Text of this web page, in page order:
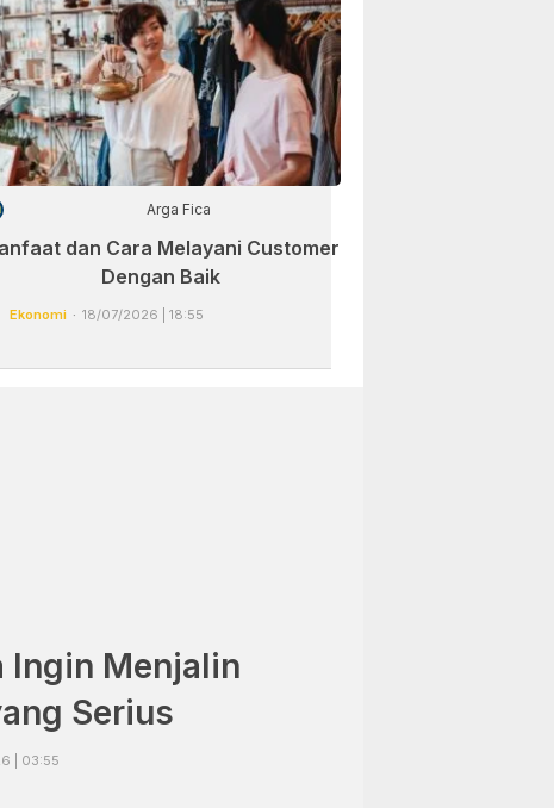
Arga Fica
dan Cara Melayani Customer
Dengan Baik
Ekonomi 18/07/2026 | 18:55
Ingin Menjalin
Serius
| 03:55